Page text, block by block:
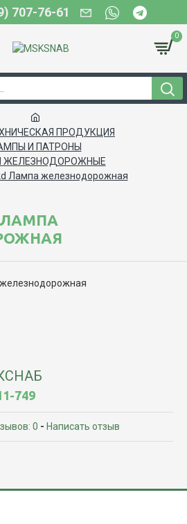
707-76-61
0
ПРОДУКЦИЯ
И ПАТРОНЫ
ЖЕЛЕЗНОДОРОЖНЫЕ
Лампа железнодорожная
ЛАМПА
749
0 - Написать отзыв